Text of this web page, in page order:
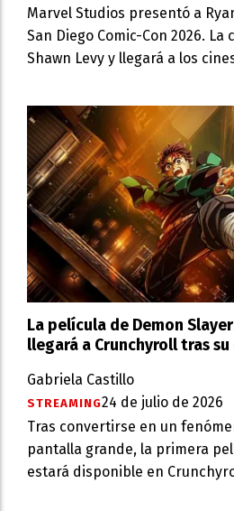
Marvel Studios presentó a
San Diego Comic-Con 2026.
Shawn Levy y llegará a los
La película de Demon
llegará a Crunchyroll tras
Gabriela Castillo
STREAMING24 de julio de 2026
Tras convertirse en un
pantalla grande, la primera
estará disponible en